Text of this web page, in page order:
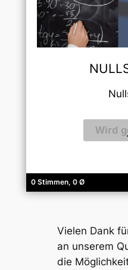
0 Stimmen, 0 Ø
Vielen Dank
an unserem
die